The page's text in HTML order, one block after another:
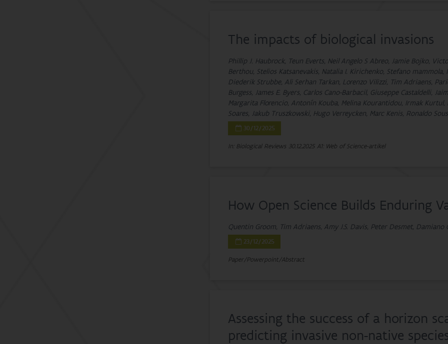
The impacts of biological invasions
Phillip J. Haubrock, Teun Everts, Neil Angelo S Abreo, Jamie Bojko,
Berthou, Stelios Katsanevakis, Natalia I. Kirichenko, Stefano
Diederik Strubbe, Ali Serhan Tarkan, Lorenzo Vilizzi, Tim Adriaens,
Burgess, James E. Byers, Carlos Cano-Barbacil, Giuseppe Castaldelli,
Margarita Florencio, Antonín Kouba, Melina Kourantidou, Irmak
Soares, Jakub Truszkowski, Hugo Verreycken, Marc Kenis, Ronaldo
30/12/2025
In: Biological Reviews 30.12.2025 A1: Web of Science-artikel
How Open Science Builds Enduring
Quentin Groom, Tim Adriaens, Amy J.S. Davis, Peter Desmet,
23/12/2025
Paper/Powerpoint/Abstract
Assessing the success of a horizon
predicting invasive non-native